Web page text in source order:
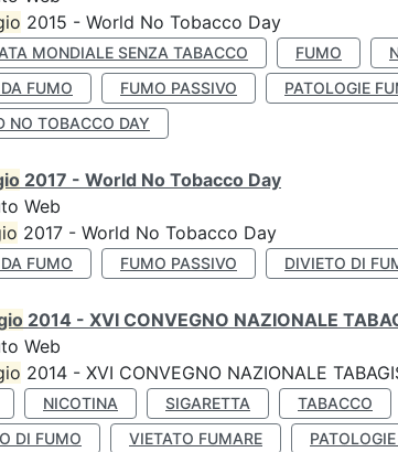
2015 - World No Tobacco Day
MONDIALE SENZA TABACCO FUMO
FUMO
FUMO PASSIVO PATOLOGIE
NO TOBACCO DAY
2017 - World No Tobacco Day
Web
2017 - World No Tobacco Day
FUMO FUMO PASSIVO DIVIETO DI
2014 - XVI CONVEGNO NAZIONALE
Web
2014 - XVI CONVEGNO NAZIONALE
NICOTINA SIGARETTA TABACCO
DI FUMO
VIETATO FUMARE